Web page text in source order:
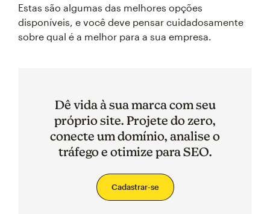
Estas são algumas das melhores opções
disponíveis, e você deve pensar cuidadosamente
sobre qual é a melhor para a sua empresa.
Dê vida à sua marca com seu
próprio site. Projete do zero,
conecte um domínio, analise o
tráfego e otimize para SEO.
Cadastrar-se